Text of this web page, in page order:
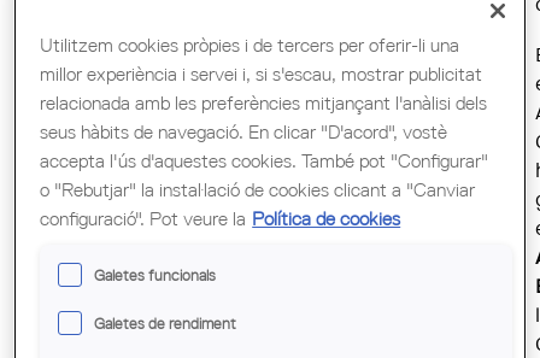
Utilitzem cookies pròpies i de tercers per oferir-li una
millor experiència i servei i, si s'escau, mostrar publicitat
relacionada amb les preferències mitjançant l'anàlisi dels
seus hàbits de navegació. En clicar "D'acord", vostè
accepta l'ús d'aquestes cookies. També pot "Configurar"
o "Rebutjar" la instal·lació de cookies clicant a "Canviar
configuració". Pot veure la Política de cookies
Galetes funcionals
Galetes de rendiment